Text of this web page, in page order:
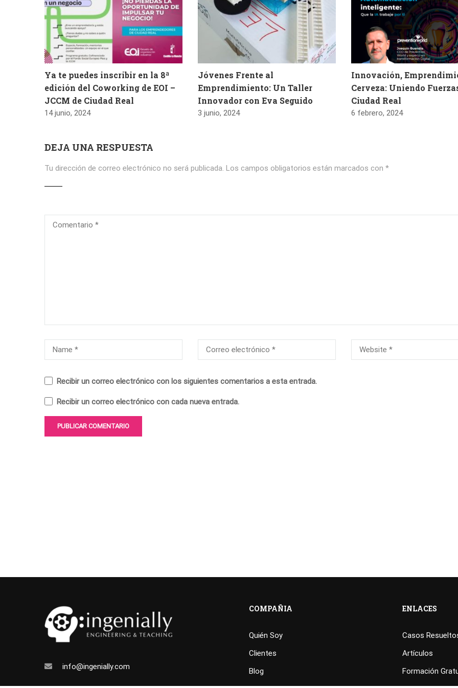
Ya te puedes inscribir en la 8ª
edición del Coworking de EOI –
JCCM de Ciudad Real
14 junio, 2024
Jóvenes Frente al
Emprendimiento: Un Taller
Innovador con Eva Seguido
3 junio, 2024
Innovación,
Cerveza: Uniendo
Ciudad Real
6 febrero, 2024
DEJA UNA RESPUESTA
Tu dirección de correo electrónico no será publicada. Los campos obligatorios están marcados con *
Recibir un correo electrónico con los siguientes comentarios a esta entrada.
Recibir un correo electrónico con cada nueva entrada.
info@ingenially.com
COMPAÑIA
Quién Soy
Clientes
Blog
ENLACES
Casos
Artículos
Formación